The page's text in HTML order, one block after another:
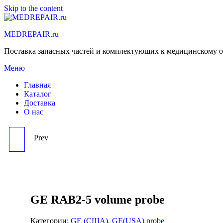
Skip to the content
MEDREPAIR.ru
Поставка запасных частей и комплектующих к медицинскому
Меню
Главная
Каталог
Доставка
О нас
GE ML6-15 LINEAR
Prev
GE RAB2-5 volume probe
Категории:GE (США),GE(USA) probe